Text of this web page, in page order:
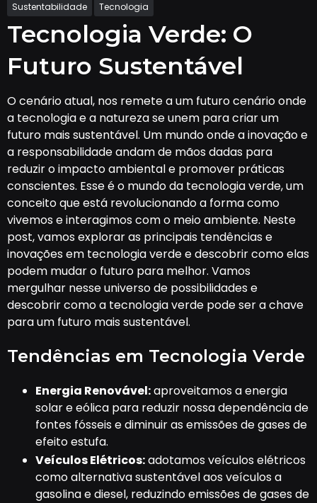
Sustentabilidade Tecnologia
Tecnologia Verde: O
Futuro Sustentável
O cenário atual, nos remete a um futuro cenário onde
a tecnologia e a natureza se unem para criar um
futuro mais sustentável. Um mundo onde a inovação e
a responsabilidade andam de mãos dadas para
reduzir o impacto ambiental e promover práticas
conscientes. Esse é o mundo da tecnologia verde, um
conceito que está revolucionando a forma como
vivemos e interagimos com o meio ambiente. Neste
post, vamos explorar as principais tendências e
inovações em tecnologia verde e descobrir como elas
podem mudar o futuro para melhor. Vamos
mergulhar nesse universo de possibilidades e
descobrir como a tecnologia verde pode ser a chave
para um futuro mais sustentável.
Tendências em Tecnologia Verde
Energia Renovável:aproveitamos a energia
solar e eólica para reduzir nossa dependência de
fontes fósseis e diminuir as emissões de gases de
efeito estufa.
Veículos Elétricos:adotamos veículos elétricos
como alternativa sustentável aos veículos a
gasolina e diesel, reduzindo emissões de gases de